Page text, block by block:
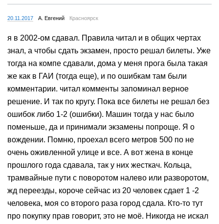
20.11.2017 А. Евгений Красноярск
я в 2002-ом сдавал. Правила читал и в общих чертах
знал, а чтобы сдать экзамен, просто решал билеты. Уже
тогда на компе сдавали, дома у меня прога была такая
же как в ГАИ (тогда еще), и по ошибкам там были
комментарии. читал комменты запоминал верное
решение. И так по кругу. Пока все билеты не решал без
ошибок либо 1-2 (ошибки). Машин тогда у нас было
поменьше, да и принимали экзамены попроще. Я о
вождении. Помню, проехал всего метров 500 по не
очень оживленной улице и все. А вот жена в конце
прошлого года сдавала, так у них жесткач. Кольца,
трамвайные пути с поворотом налево или разворотом,
жд переезды, короче сейчас из 20 человек сдает 1 -2
человека, моя со второго раза город сдала. Кто-то тут
про покупку прав говорит, это не моё. Никогда не искал